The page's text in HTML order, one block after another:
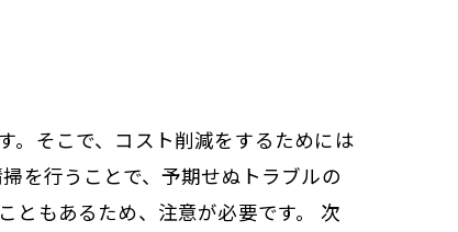
。そこで、コスト削減をするためには
を行うことで、予期せぬトラブルの
ともあるため、注意が必要です。 次